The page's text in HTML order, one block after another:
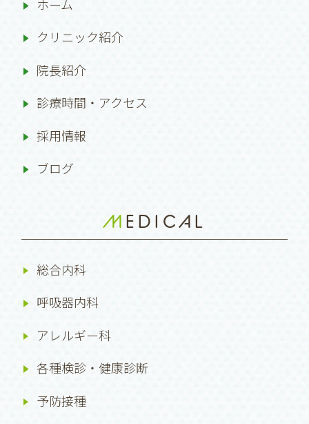
ホーム
クリニック紹介
院長紹介
診療時間・アクセス
採用情報
ブログ
MEDICAL
総合内科
呼吸器内科
アレルギー科
各種検診・健康診断
予防接種